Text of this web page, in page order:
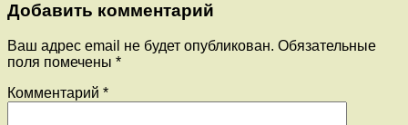
Добавить комментарий
Ваш адрес email не будет опубликован. Обязательные
поля помечены *
Комментарий *